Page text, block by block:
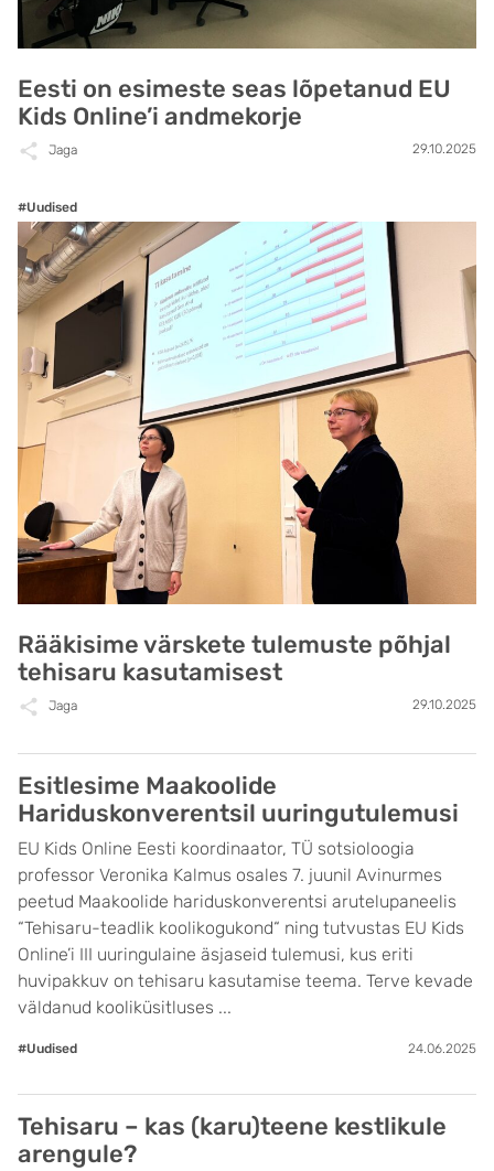
Eesti on esimeste seas lõpetanud EU
Kids Online’i andmekorje
Jaga 29.10.2025
#Uudised
Rääkisime värskete tulemuste põhjal
tehisaru kasutamisest
Jaga 29.10.2025
Esitlesime Maakoolide
Hariduskonverentsil uuringutulemusi
EU Kids Online Eesti koordinaator, TÜ sotsioloogia
professor Veronika Kalmus osales 7. juunil Avinurmes
peetud Maakoolide hariduskonverentsi arutelupaneelis
“Tehisaru-teadlik koolikogukond“ ning tutvustas EU Kids
Online’i III uuringulaine äsjaseid tulemusi, kus eriti
huvipakkuv on tehisaru kasutamise teema. Terve kevade
väldanud kooliküsitluses ...
#Uudised 24.06.2025
Tehisaru – kas (karu)teene kestlikule
arengule?